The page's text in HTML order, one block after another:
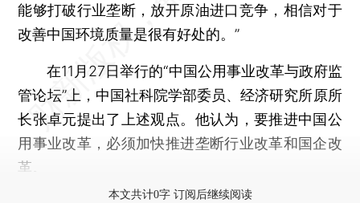
能够打破行业垄断，放开原油进口竞争，相信对于
改善中国环境质量是很有好处的。”
在11月27日举行的“中国公用事业改革与政府监
管论坛”上，中国社科院学部委员、经济研究所原所
长张卓元提出了上述观点。他认为，要推进中国公
用事业改革，必须加快推进垄断行业改革和国企改
革。
本文共计0字 订阅后继续阅读